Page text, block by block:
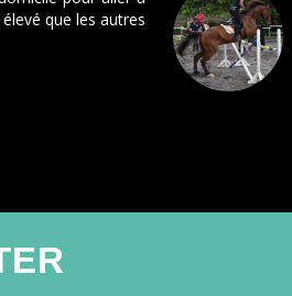
à l'aéroport de Roissy malgré le